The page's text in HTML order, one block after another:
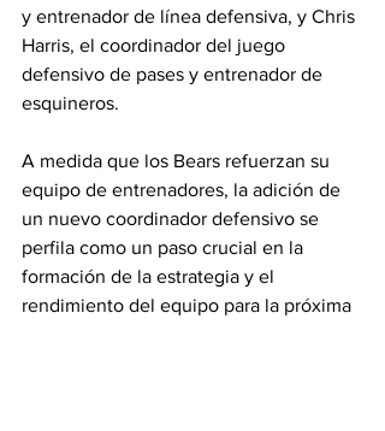
y entrenador de línea defensiva, y Chris
Harris, el coordinador del juego
defensivo de pases y entrenador de
esquineros.
A medida que los Bears refuerzan su
equipo de entrenadores, la adición de
un nuevo coordinador defensivo se
perfila como un paso crucial en la
formación de la estrategia y el
rendimiento del equipo para la próxima